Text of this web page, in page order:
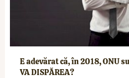
E adevărat că, în 2018, ONU
VA DISPĂREA?